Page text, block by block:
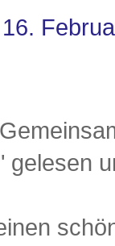
16.
gelesen